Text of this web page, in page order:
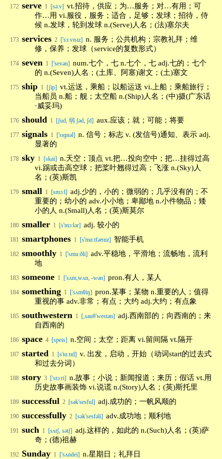
172 serve 1 [sə:v] vt.招待，供应；为…服务；对…有用；可
作…用 vi.服役，服务；适合，足够；发球；招待，侍
候 n.发球，轮到发球 n.(Serve)人名；(法)塞尔夫
173 services 2 ['sɜːvɪsɪz] n. 服务；公共机构；宗教礼拜；维
修，保养；发球（service的复数形式）
174 seven 1 ['sevən] num.七个，七 n.七个，七 adj.七的；七个
的 n.(Seven)人名；(土库、阿塞)谢文；(土)塞文
175 ship 1 [ʃip] vt.运送，乘船；以船运送 vi.上船；乘船旅行；
当船员 n.船；舰；太空船 n.(Ship)人名；(中)摄(广东话
·威妥玛)
176 should 1 [ʃud, 弱 ʃəd, ʃd] aux.应该；就；可能；将要
177 signals 1 ['sɪɡnəl] n. 信号；标志 v. (发信号)通知、表示 adj.
显著的
178 sky 1 [skai] n.天空；顶点 vt.把…投向空中；把…挂得过高
vi.踢或击高空球；把桨叶翘得过高；飞涨 n.(Sky)人
名；(英)斯凯
179 small 1 [smɔ:l] adj.少的，小的；微弱的；几乎没有的；不
重要的；幼小的 adv.小小地；卑鄙地 n.小件物品；矮
小的人 n.(Small)人名；(英)斯莫尔
180 smaller 1 [s'mɔːlər] adj. 较小的
181 smartphones 1 [s'mɑːtfəʊnz] 智能手机
182 smoothly 1 ['smu:ðli] adv.平稳地，平滑地；流畅地，流利
地
183 someone 1 ['sʌm,wʌn, -wən] pron.有人，某人
184 something 1 ['sʌmθiŋ] pron.某事；某物 n.重要的人；值得
重视的事 adv.非常；有点；大约 adj.大约；有点象
185 southwestern 1 [,sauθ'westən] adj.西南部的；向西南的；来
自西南的
186 space 4 [speis] n.空间；太空；距离 vi.留间隔 vt.隔开
187 started 1 [s'tɑːtɪd] v. 出发，启动，开始（动词start的过去式
和过去分词）
188 story 3 ['stɔ:ri] n.故事；小说；新闻报道；来历；假话 vt.用
历史故事画装饰 vi.说谎 n.(Story)人名；(英)斯托里
189 successful 2 [sək'sesful] adj.成功的；一帆风顺的
190 successfully 2 [sək'sesfəli] adv.成功地；顺利地
191 such 1 [sʌtʃ, sətʃ] adj.这样的，如此的 n.(Such)人名；(英)萨
奇；(德)祖赫
192 Sunday 1 ['sʌndei] n.星期日；礼拜日